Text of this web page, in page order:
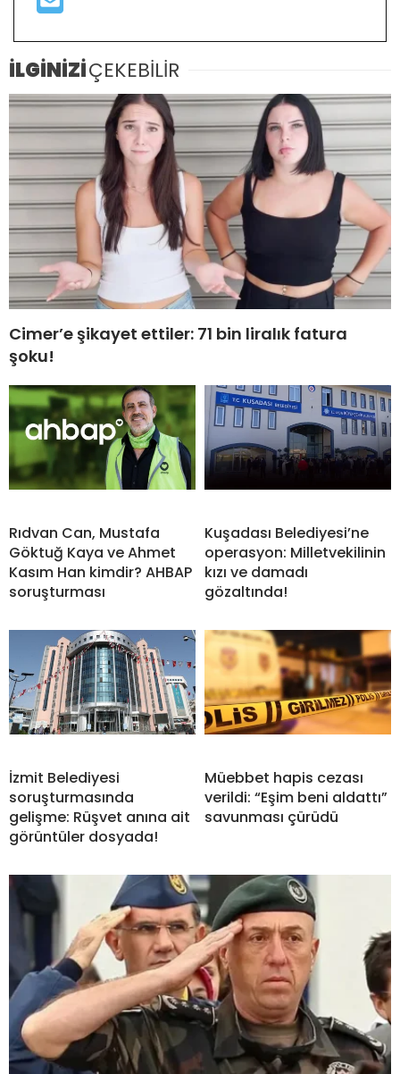
İLGİNİZİÇEKEBİLİR
Cimer’e şikayet ettiler: 71 bin liralık fatura
şoku!
Rıdvan Can, Mustafa
Göktuğ Kaya ve Ahmet
Kasım Han kimdir? AHBAP
soruşturması
Kuşadası Belediyesi’ne
operasyon: Milletvekilinin
kızı ve damadı
gözaltında!
İzmit Belediyesi
soruşturmasında
gelişme: Rüşvet anına ait
görüntüler dosyada!
Müebbet hapis cezası
verildi: “Eşim beni aldattı”
savunması çürüdü